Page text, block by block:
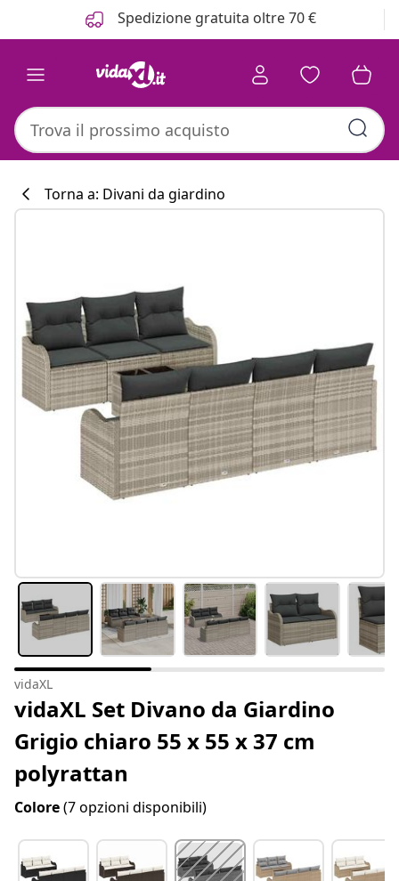
Spedizione gratuita oltre 70 €
Torna a: Divani da giardino
vidaXL
vidaXL Set Divano da Giardino
Grigio chiaro 55 x 55 x 37 cm
polyrattan
Colore(7 opzioni disponibili)